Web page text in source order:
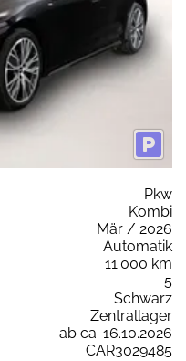
Pkw
Kombi
Mär / 2026
Automatik
11.000 km
5
Schwarz
Zentrallager
ab ca. 16.10.2026
CAR3029485